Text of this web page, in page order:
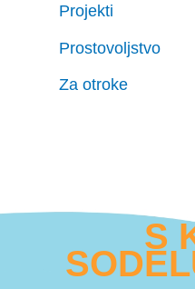
Projekti
Prostovoljstvo
Za otroke
S